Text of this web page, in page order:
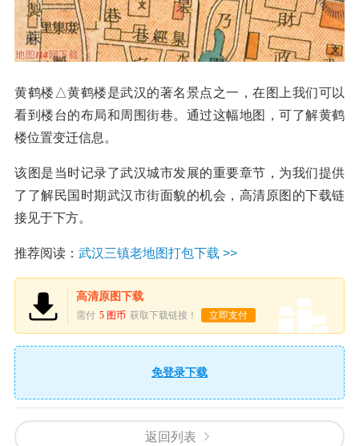
黄鹤楼△黄鹤楼是武汉的著名景点之一，在图上我们可以
看到楼台的布局和周围街巷。通过这幅地图，可了解黄鹤
楼位置变迁信息。
该图是当时记录了武汉城市发展的重要章节，为我们提供
了了解民国时期武汉市街面貌的机会，高清原图的下载链
接见于下方。
推荐阅读： 武汉三镇老地图打包下载 >>
高清原图下载
需付 5 图币 获取下载链接！ 立即支付
免登录下载
返回列表